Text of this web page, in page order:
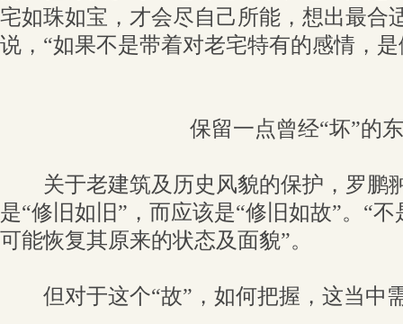
宅如珠如宝，才会尽自己所能，想出最合
说，“如果不是带着对老宅特有的感情，
保留一点曾经“坏”的
关于老建筑及历史风貌的保护，罗鹏
是“修旧如旧”，而应该是“修旧如故”。“
可能恢复其原来的状态及面貌”。
但对于这个“故”，如何把握，这当中